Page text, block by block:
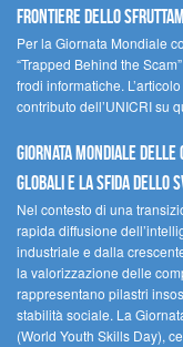
FRONTIERE DELLO
Per la Giornata Mondiale
“Trapped Behind the
frodi informatiche.
contributo dell’UNICRI su
GIORNATA MONDIALE
GLOBALI E LA SFIDA DELLO
Nel contesto di una
rapida diffusione
industriale e dalla
la valorizzazione delle
rappresentano pilastri
stabilità sociale. La
(World Youth Skills Day),